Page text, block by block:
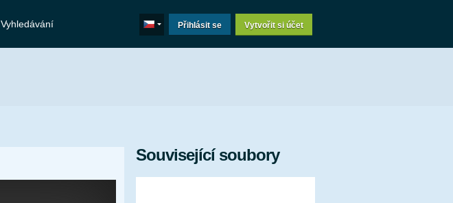
Vyhledávání Přihlásit se Vytvořit si účet
Související soubory